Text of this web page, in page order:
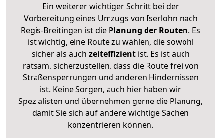
Ein weiterer wichtiger Schritt bei der
Vorbereitung eines Umzugs von Iserlohn nach
Regis-Breitingen ist die Planung der Routen. Es
ist wichtig, eine Route zu wählen, die sowohl
sicher als auch zeiteffizientist. Es ist auch
ratsam, sicherzustellen, dass die Route frei von
Straßensperrungen und anderen Hindernissen
ist. Keine Sorgen, auch hier haben wir
Spezialisten und übernehmen gerne die Planung,
damit Sie sich auf andere wichtige Sachen
konzentrieren können.